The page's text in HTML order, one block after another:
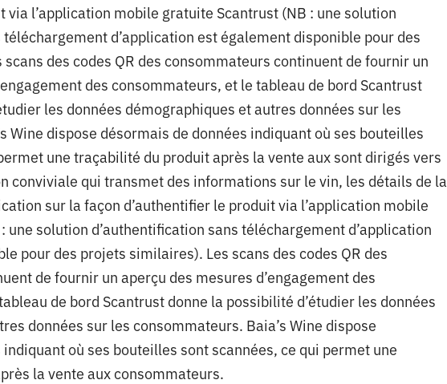
via l’application mobile gratuite Scantrust (NB : une solution
d’application est également disponible pour des
des codes QR des consommateurs continuent de fournir un
des consommateurs, et le tableau de bord Scantrust
les données démographiques et autres données sur les
Wine dispose désormais de données indiquant où ses bouteilles
une traçabilité du produit après la vente aux sont dirigés vers
conviviale qui transmet des informations sur le vin, les détails de la
sur la façon d’authentifier le produit via l’application mobile
une solution d’authentification sans téléchargement d’application
pour des projets similaires). Les scans des codes QR des
de fournir un aperçu des mesures d’engagement des
de bord Scantrust donne la possibilité d’étudier les données
données sur les consommateurs. Baia’s Wine dispose
où ses bouteilles sont scannées, ce qui permet une
la vente aux consommateurs.